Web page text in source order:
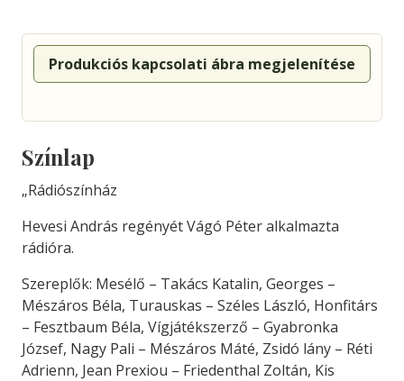
Produkciós kapcsolati ábra megjelenítése
Színlap
„Rádiószínház
Hevesi András regényét Vágó Péter alkalmazta
rádióra.
Szereplők: Mesélő – Takács Katalin, Georges –
Mészáros Béla, Turauskas – Széles László, Honfitárs
– Fesztbaum Béla, Vígjátékszerző – Gyabronka
József, Nagy Pali – Mészáros Máté, Zsidó lány – Réti
Adrienn, Jean Prexiou – Friedenthal Zoltán, Kis